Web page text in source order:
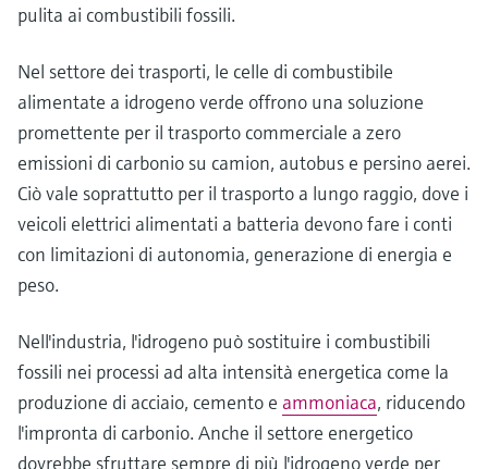
pulita ai combustibili fossili.
Nel settore dei trasporti, le celle di combustibile
alimentate a idrogeno verde offrono una soluzione
promettente per il trasporto commerciale a zero
emissioni di carbonio su camion, autobus e persino aerei.
Ciò vale soprattutto per il trasporto a lungo raggio, dove i
veicoli elettrici alimentati a batteria devono fare i conti
con limitazioni di autonomia, generazione di energia e
peso.
Nell'industria, l'idrogeno può sostituire i combustibili
fossili nei processi ad alta intensità energetica come la
produzione di acciaio, cemento e ammoniaca, riducendo
l'impronta di carbonio. Anche il settore energetico
dovrebbe sfruttare sempre di più l'idrogeno verde per